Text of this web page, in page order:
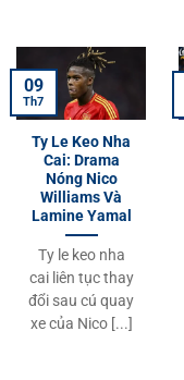
Ty Le Keo Nha
Cai: Drama
Nóng Nico
Williams Và
Lamine Yamal
Ty le keo nha
cai liên tục thay
đổi sau cú quay
xe của Nico [...]
09
Th7